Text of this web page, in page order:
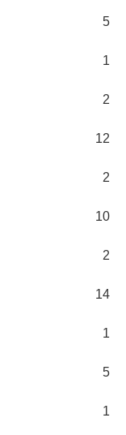
5
1
2
12
2
10
2
14
1
5
1